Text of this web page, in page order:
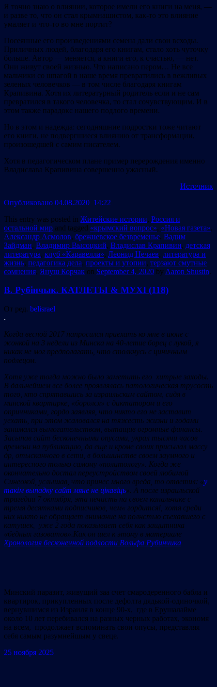
Я точно знаю о влиянии, которое имели его книги на меня, —
и разве то, что он стал крымнашистом, как-то это влияние
умаляет и что-то во мне портит?
Посеянные его произведениями семена дали свои всходы.
Приличных людей, благодаря его книгам, стало хоть чуточку
больше. Автор — меняется, а книги его, к счастью, — нет.
Они живут своей жизнью. Что написано пером… Не все
мальчики со шпагой в наше время превратились в вежливых
зеленых человечков — в том числе благодаря книгам
Крапивина. Хотя их литературный родитель если и не сам
превратился в такого человечка, то стал сочувствующим. И в
этом также парадокс нашего подлого времени.
Но в этом и надежда: сегодняшние подростки тоже читают
его книги, не подвергшиеся влиянию от трансформации,
произошедшей с самим писателем.
Хотя в педагогическом плане пример перерождения именно
Владислава Крапивина совершенно ужасный.
Источник
Опубликовано 04.08.2020 14:22
This entry was posted in Житейские истории, Россия и
остальной мир and tagged «крымский вопрос», «Новая газета»,
Александр Асмолов, брежневское безвременье, Вадим
Зайдман, Владимир Высоцкий, Владислав Крапивин, детская
литература, клуб «Каравелла», Леонид Нечаев, литература и
жизнь, педагогика дела, проекты и утопии, терзают смутные
сомнения, Януш Корчак on September 4, 2020 by Aaron Shustin.
В. Рубінчык. КАТЛЕТЫ & МУХІ (118)
От ред. belisrael
.
Когда весной 2017 напросился приехать ко мне в июне с
жонкой на 3 недели из Минска на 40-летие борец с лукой, я
никак не мог предполагать, что столкнусь с циничным
подлецом.
Хотя уже тогда можно было заметить его хитрые заходы.
В дальнейшем все более проявлялась патологическая трусость
того, кто спрятавшись за израильским сайтом, сидя в
минской квартирке, «боролся» с диктатором и его
опричниками, гордо заявляя, что никто его не заставит
уехать, при этом жаловался на тяжесть жизни и годами
занимался вымогательством, вытащив огромные финансы.
Засыпав сайт бесконечными опусами, украл тысячи часов
времени на публикацию, да еще и кроме своих присылал массу
др, отысканного в сети, в большинстве своем заумного и
интересного только самому «политологу». Когда же
окончательно достал переустройством своей любимой
Синеокой, услышав, что принес много вреда, то ответил: «у
такім выпадку сайт мяне не цікавіць». А после израильской
трагедии 7 октября, эта нечисть на своем канальчике с
тремя десятками подписчиков, чем« гордится!, хотя среди
них никто не обращает внимание на полнстью съехавшего с
катушек, уже 2 года показывает себя как защитника
«бедных газоватов».Как он шел к этому в материале
Хронология бесконечной подлости Вольфа Рубинчика
Минский паразит, живущий заа счет смародеренного бабла и
квартирок, прикупленных после дефолта дядькой-одиночкой,
вернувшимся из Израиля в конце 90-х, где в Ерушалайме
около 10 лет перебивался на разных черных работах, экономя
на всем, продолжает вспоминать свои опусы, представляя
себя самым разумнейшым у свеце.
25 ноября 2025